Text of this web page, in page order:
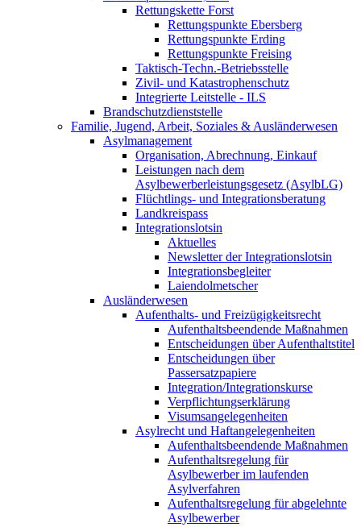
Rettungskette Forst
Rettungspunkte Ebersberg
Rettungspunkte Erding
Rettungspunkte Freising
Taktisch-Techn.-Betriebsstelle
Zivil- und Katastrophenschutz
Integrierte Leitstelle - ILS
Brandschutzdienststelle
Familie, Jugend, Arbeit, Soziales & Ausländerwesen
Asylmanagement
Organisation, Abrechnung, Einkauf
Leistungen nach dem
Asylbewerberleistungsgesetz (AsylbLG)
Flüchtlings- und Integrationsberatung
Landkreispass
Integrationslotsin
Aktuelles
Newsletter der Integrationslotsin
Integrationsbegleiter
Laiendolmetscher
Ausländerwesen
Aufenthalts- und Freizügigkeitsrecht
Aufenthaltsbeendende Maßnahmen
Entscheidungen über Aufenthaltstitel
Entscheidungen über
Passersatzpapiere
Integration/Integrationskurse
Verpflichtungserklärung
Visumsangelegenheiten
Asylrecht und Haftangelegenheiten
Aufenthaltsbeendende Maßnahmen
Aufenthaltsregelung für
Asylbewerber im laufenden
Asylverfahren
Aufenthaltsregelung für abgelehnte
Asylbewerber